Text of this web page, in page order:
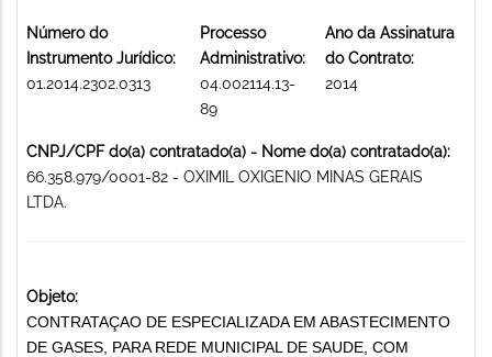
Número do
Instrumento Jurídico:
01.2014.2302.0313
Processo
Administrativo:
04.002114.13-
89
Ano da Assinatura
do Contrato:
2014
CNPJ/CPF do(a) contratado(a) - Nome do(a) contratado(a):
66.358.979/0001-82 - OXIMIL OXIGENIO MINAS GERAIS
LTDA.
Objeto:
CONTRATAÇAO DE ESPECIALIZADA EM ABASTECIMENTO
DE GASES, PARA REDE MUNICIPAL DE SAUDE, COM